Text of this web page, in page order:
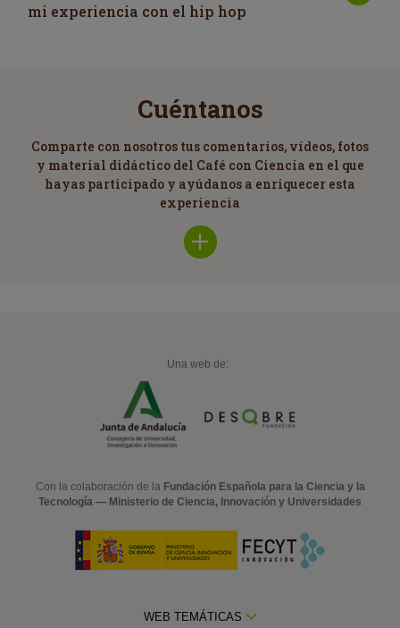
mi experiencia con el hip hop
Cuéntanos
Comparte con nosotros tus comentarios, vídeos, fotos
y material didáctico del Café con Ciencia en el que
hayas participado y ayúdanos a enriquecer esta
experiencia
Una web de:
Con la colaboración de la Fundación Española para la Ciencia y la
Tecnología — Ministerio de Ciencia, Innovación y Universidades
WEB TEMÁTICAS